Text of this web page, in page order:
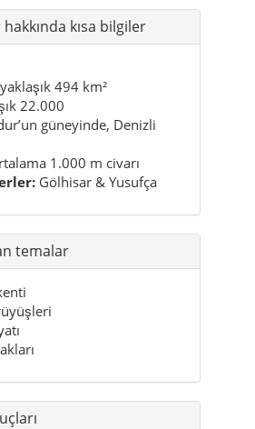
kısa bilgiler
yaklaşık 494 km²
22.000
güneyinde, Denizli
1.000 m civarı
Gölhisar & Yusufça
temalar